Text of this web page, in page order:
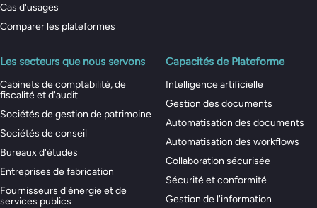
Cas d'usages
Comparer les plateformes
Les secteurs que nous servons
Cabinets de comptabilité, de
fiscalité et d'audit
Sociétés de gestion de patrimoine
Sociétés de conseil
Bureaux d'études
Entreprises de fabrication
Fournisseurs d'énergie et de
services publics
Capacités de Plateforme
Intelligence artificielle
Gestion des documents
Automatisation des documents
Automatisation des workflows
Collaboration sécurisée
Sécurité et conformité
Gestion de l'information